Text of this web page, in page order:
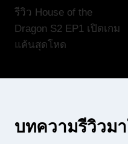
เรื่อง
รีวิว House of the
Dragon S2 EP1 เปิดเกม
แค้นสุดโหด
บทความรีวิวม